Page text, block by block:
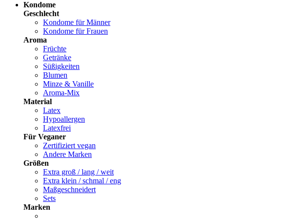
Kondome
Geschlecht
Kondome für Männer
Kondome für Frauen
Aroma
Früchte
Getränke
Süßigkeiten
Blumen
Minze & Vanille
Aroma-Mix
Material
Latex
Hypoallergen
Latexfrei
Für Veganer
Zertifiziert vegan
Andere Marken
Größen
Extra groß / lang / weit
Extra klein / schmal / eng
Maßgeschneidert
Sets
Marken